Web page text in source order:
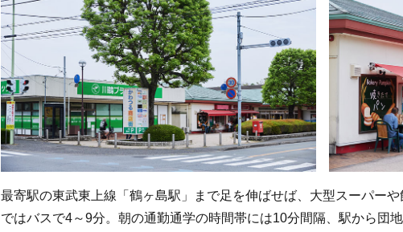
最寄駅の東武東上線「鶴ヶ島駅」まで足を伸ばせば、大型スーパー
ではバスで4～9分。朝の通勤通学の時間帯には10分間隔、駅から団